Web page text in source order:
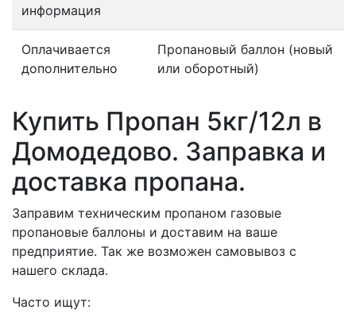
информация
Оплачивается
дополнительно
Пропановый баллон (новый
или оборотный)
Купить Пропан 5кг/12л в
Домодедово. Заправка и
доставка пропана.
Заправим техническим пропаном газовые
пропановые баллоны и доставим на ваше
предприятие. Так же возможен самовывоз с
нашего склада.
Часто ищут: